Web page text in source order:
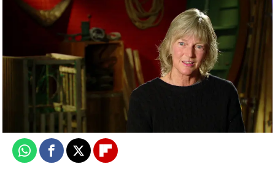
mega
Publicado: 10 de febrero de 2025, 18:00
WhatsappFacebook
X Flipboard